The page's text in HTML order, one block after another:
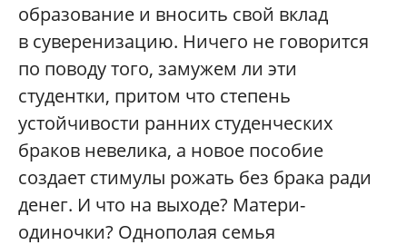
образование и вносить свой вклад
в суверенизацию. Ничего не говорится
по поводу того, замужем ли эти
студентки, притом что степень
устойчивости ранних студенческих
браков невелика, а новое пособие
создает стимулы рожать без брака ради
денег. И что на выходе? Матери-
одиночки? Однополая семья